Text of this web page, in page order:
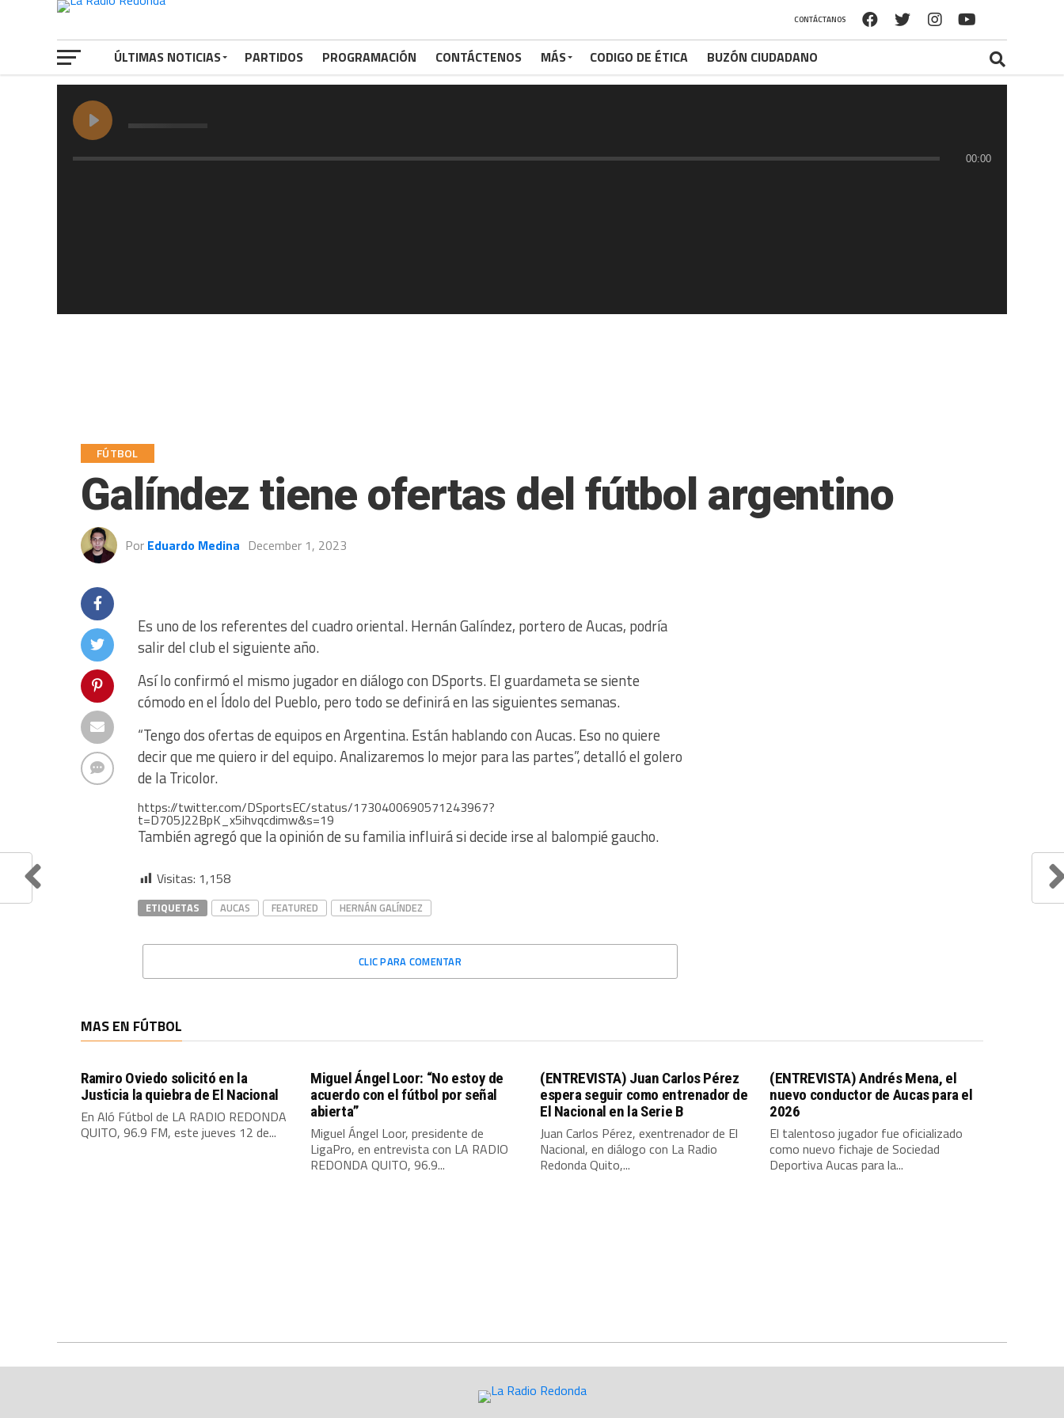
00:00
CONTÁCTANOS
ÚLTIMAS NOTICIAS PARTIDOS PROGRAMACIÓN CONTÁCTENOS MÁS CODIGO DE ÉTICA BUZÓN CIUDADANO
FÚTBOL
Galíndez tiene ofertas del fútbol argentino
Por Eduardo Medina December 1, 2023
Es uno de los referentes del cuadro oriental. Hernán Galíndez, portero de Aucas, podría
salir del club el siguiente año.
Así lo confirmó el mismo jugador en diálogo con DSports. El guardameta se siente
cómodo en el Ídolo del Pueblo, pero todo se definirá en las siguientes semanas.
“Tengo dos ofertas de equipos en Argentina. Están hablando con Aucas. Eso no quiere
decir que me quiero ir del equipo. Analizaremos lo mejor para las partes”, detalló el golero
de la Tricolor.
https://twitter.com/DSportsEC/status/1730400690571243967?
t=D705J22BpK_x5ihvqcdimw&s=19
También agregó que la opinión de su familia influirá si decide irse al balompié gaucho.
Visitas: 1,158
ETIQUETAS AUCAS FEATURED HERNÁN GALÍNDEZ
CLIC PARA COMENTAR
MAS EN FÚTBOL
Ramiro Oviedo solicitó en la
Justicia la quiebra de El Nacional
En Aló Fútbol de LA RADIO REDONDA
QUITO, 96.9 FM, este jueves 12 de...
Miguel Ángel Loor: “No estoy de
acuerdo con el fútbol por señal
abierta”
Miguel Ángel Loor, presidente de
LigaPro, en entrevista con LA RADIO
REDONDA QUITO, 96.9...
(ENTREVISTA) Juan Carlos Pérez
espera seguir como entrenador de
El Nacional en la Serie B
Juan Carlos Pérez, exentrenador de El
Nacional, en diálogo con La Radio
Redonda Quito,...
(ENTREVISTA) Andrés Mena, el
nuevo conductor de Aucas para el
2026
El talentoso jugador fue oficializado
como nuevo fichaje de Sociedad
Deportiva Aucas para la...